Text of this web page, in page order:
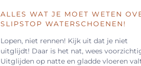
ALLES WAT JE MOET WETEN
SLIPSTOP WATERSCHOENEN!
Lopen, niet rennen! Kijk uit dat je niet
uitglijdt! Daar is het nat, wees
Uitglijden op natte en gladde vloeren